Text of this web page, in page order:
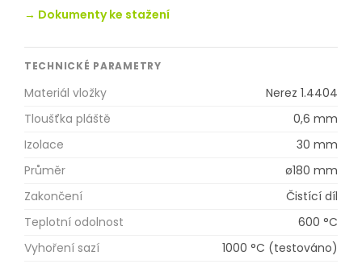
→ Dokumenty ke stažení
TECHNICKÉ PARAMETRY
Materiál vložky
Nerez 1.4404
Tloušťka pláště
0,6 mm
Izolace
30 mm
Průměr
ø180 mm
Zakončení
Čistící díl
Teplotní odolnost
600 °C
Vyhoření sazí
1000 °C (testováno)